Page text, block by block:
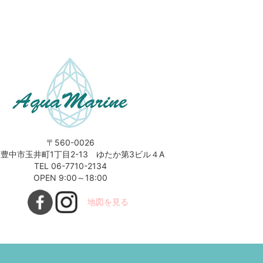
〒560-0026
中市玉井町1丁目2-13 ゆたか第3ビル４A
TEL 06-7710-2134
OPEN 9:00～18:00
地図を見る